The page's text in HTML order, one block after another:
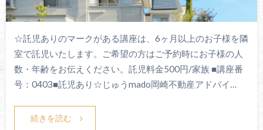
☆託児ありのマークがある講座は、6ヶ月以上のお子様を隣
室で託児いたします。ご希望の方はご予約時にお子様の人
数・年齢をお伝えください。託児料金500円/家族 ■講座番
号：0403■託児あり☆じゅうmado岡崎不動産アドバイ…
続きを読む